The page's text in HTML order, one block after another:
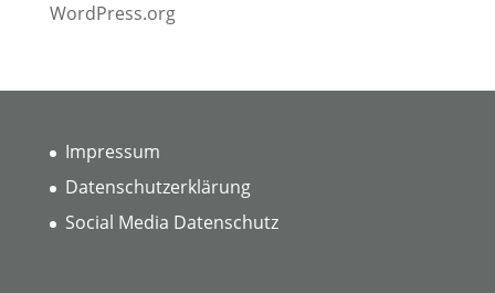
WordPress.org
Impressum
Datenschutzerklärung
Social Media Datenschutz